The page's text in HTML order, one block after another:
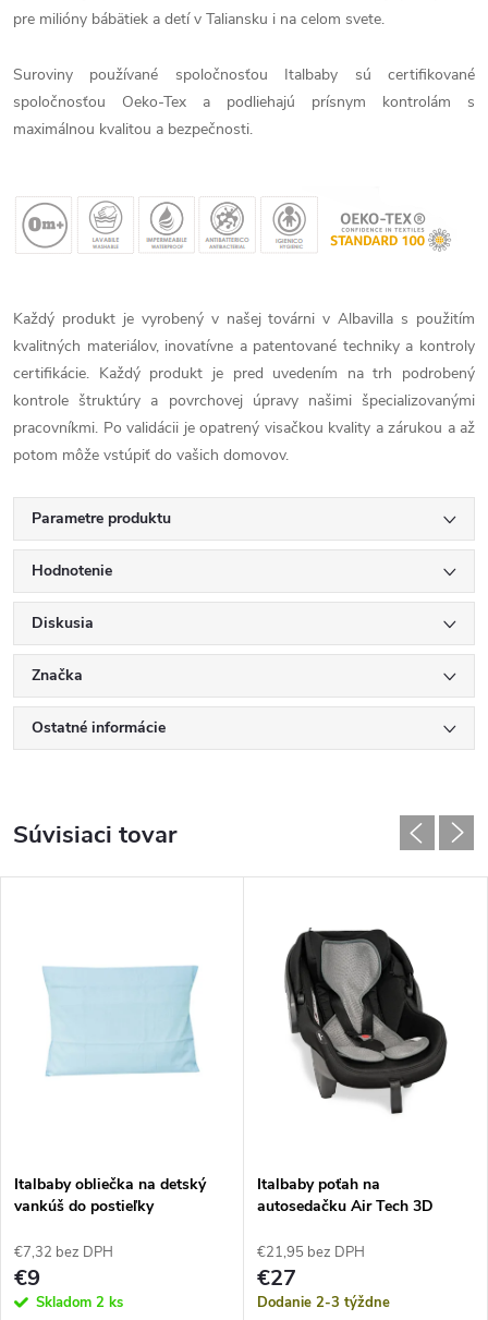
pre milióny bábätiek a detí v Taliansku i na celom svete.
Suroviny používané spoločnosťou Italbaby sú certifikované
spoločnosťou Oeko-Tex a podliehajú prísnym kontrolám s
maximálnou kvalitou a bezpečnosti.
Každý produkt je vyrobený v našej továrni v Albavilla s použitím
kvalitných materiálov, inovatívne a patentované techniky a kontroly
certifikácie. Každý produkt je pred uvedením na trh podrobený
kontrole štruktúry a povrchovej úpravy našimi špecializovanými
pracovníkmi. Po validácii je opatrený visačkou kvality a zárukou a až
potom môže vstúpiť do vašich domovov.
Parametre produktu
Hodnotenie
Diskusia
Značka
Ostatné informácie
Súvisiaci tovar
Italbaby obliečka na detský
vankúš do postieľky
€7,32 bez DPH
€9
Skladom 2 ks
Italbaby poťah na
autosedačku Air Tech 3D
€21,95 bez DPH
€27
Dodanie 2-3 týždne